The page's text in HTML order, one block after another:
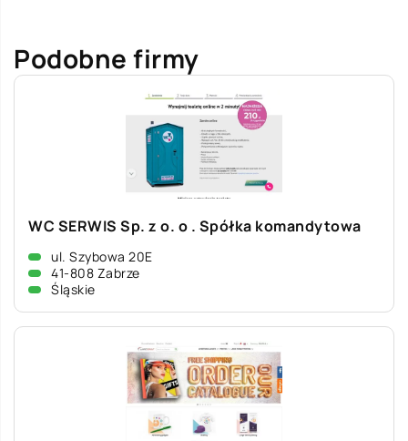
Podobne firmy
WC SERWIS Sp. z o. o . Spółka komandytowa
ul. Szybowa 20E
41-808 Zabrze
Śląskie